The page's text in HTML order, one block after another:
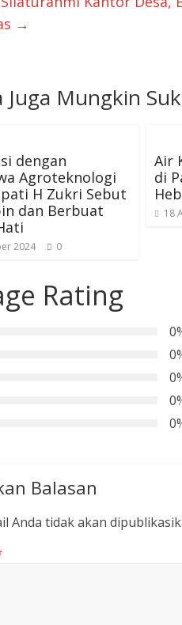
→
Juga Mungkin
dengan
Agroteknologi
H Zukri Sebut
dan Berbuat
2024 0
Air
di
18
Rating
Balasan
Anda tidak akan